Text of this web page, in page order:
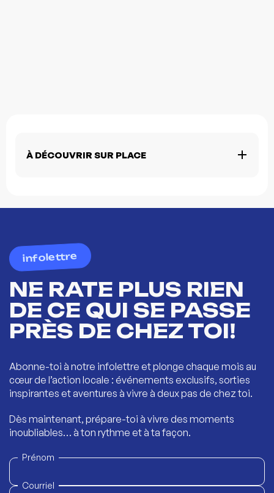
À DÉCOUVRIR SUR PLACE
infolettre
NE RATE PLUS RIEN
DE CE QUI SE PASSE
PRÈS DE CHEZ TOI!
Abonne-toi à notre infolettre et plonge chaque mois au
cœur de l’action locale : événements exclusifs, sorties
inspirantes et aventures à vivre à deux pas de chez toi.
Dès maintenant, prépare-toi à vivre des moments
inoubliables… à ton rythme et à ta façon.
Prénom
Courriel